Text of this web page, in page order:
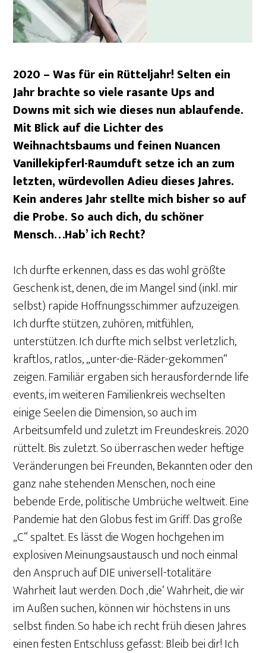
2020 – Was für ein Rütteljahr! Selten ein
Jahr brachte so viele rasante Ups and
Downs mit sich wie dieses nun ablaufende.
Mit Blick auf die Lichter des
Weihnachtsbaums und feinen Nuancen
Vanillekipferl-Raumduft setze ich an zum
letzten, würdevollen Adieu dieses Jahres.
Kein anderes Jahr stellte mich bisher so auf
die Probe. So auch dich, du schöner
Mensch…Hab’ ich Recht?
Ich durfte erkennen, dass es das wohl größte
Geschenk ist, denen, die im Mangel sind (inkl. mir
selbst) rapide Hoffnungsschimmer aufzuzeigen.
Ich durfte stützen, zuhören, mitfühlen,
unterstützen. Ich durfte mich selbst verletzlich,
kraftlos, ratlos, „unter-die-Räder-gekommen“
zeigen. Familiär ergaben sich herausfordernde life
events, im weiteren Familienkreis wechselten
einige Seelen die Dimension, so auch im
Arbeitsumfeld und zuletzt im Freundeskreis. 2020
rüttelt. Bis zuletzt. So überraschen weder heftige
Veränderungen bei Freunden, Bekannten oder den
ganz nahe stehenden Menschen, noch eine
bebende Erde, politische Umbrüche weltweit. Eine
Pandemie hat den Globus fest im Griff. Das große
„C“ spaltet. Es lässt die Wogen hochgehen im
explosiven Meinungsaustausch und noch einmal
den Anspruch auf DIE universell-totalitäre
Wahrheit laut werden. Doch ‚die‘ Wahrheit, die wir
im Außen suchen, können wir höchstens in uns
selbst finden. So habe ich recht früh diesen Jahres
einen festen Entschluss gefasst: Bleib bei dir! Ich